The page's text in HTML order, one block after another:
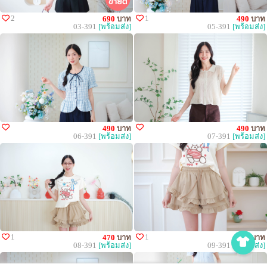
2 690 บาท
03-391 [พร้อมส่ง]
1 490 บาท
05-391 [พร้อมส่ง]
490 บาท
06-391 [พร้อมส่ง]
490 บาท
07-391 [พร้อมส่ง]
1 470 บาท
08-391 [พร้อมส่ง]
1 490 บาท
09-391 [พร้อมส่ง]